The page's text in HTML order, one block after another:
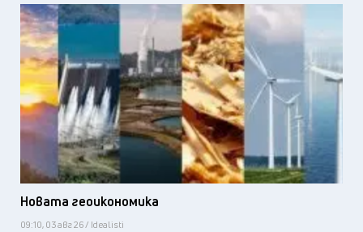
Новата геоикономика
09:10, 03 авг 26 / Idealisti